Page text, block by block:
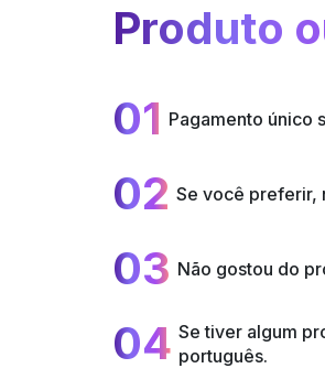
Produto
01 Pagamento único
02 Se você preferir,
03 Não gostou do
04 Se tiver algum
português.